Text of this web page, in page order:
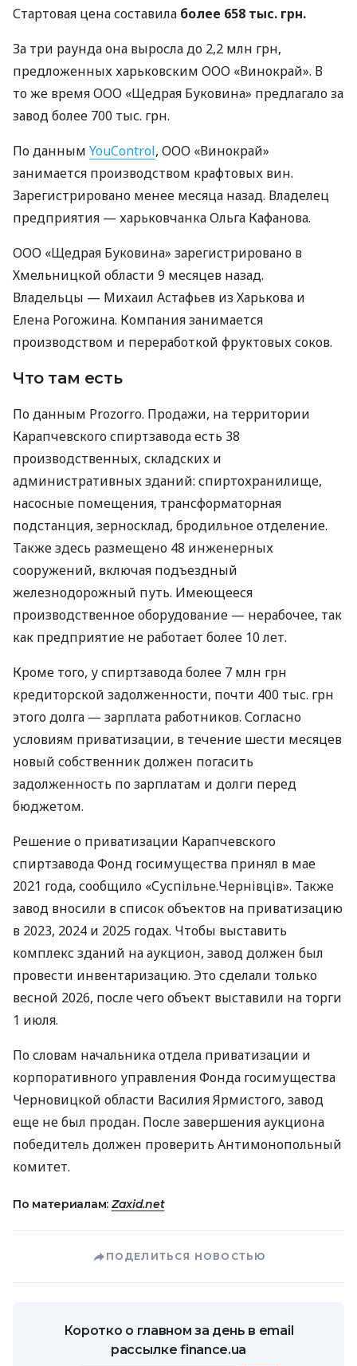
Стартовая цена составила более 658 тыс. грн.
За три раунда она выросла до 2,2 млн грн,
предложенных харьковским ООО «Винокрай». В
то же время ООО «Щедрая Буковина» предлагало за
завод более 700 тыс. грн.
По данным YouControl, ООО «Винокрай»
занимается производством крафтовых вин.
Зарегистрировано менее месяца назад. Владелец
предприятия — харьковчанка Ольга Кафанова.
ООО «Щедрая Буковина» зарегистрировано в
Хмельницкой области 9 месяцев назад.
Владельцы — Михаил Астафьев из Харькова и
Елена Рогожина. Компания занимается
производством и переработкой фруктовых соков.
Что там есть
По данным Prozorro. Продажи, на территории
Карапчевского спиртзавода есть 38
производственных, складских и
административных зданий: спиртохранилище,
насосные помещения, трансформаторная
подстанция, зерносклад, бродильное отделение.
Также здесь размещено 48 инженерных
сооружений, включая подъездный
железнодорожный путь. Имеющееся
производственное оборудование — нерабочее, так
как предприятие не работает более 10 лет.
Кроме того, у спиртзавода более 7 млн ​​грн
кредиторской задолженности, почти 400 тыс. грн
этого долга — зарплата работников. Согласно
условиям приватизации, в течение шести месяцев
новый собственник должен погасить
задолженность по зарплатам и долги перед
бюджетом.
Решение о приватизации Карапчевского
спиртзавода Фонд госимущества принял в мае
2021 года, сообщило «Суспільне.Чернівців». Также
завод вносили в список объектов на приватизацию
в 2023, 2024 и 2025 годах. Чтобы выставить
комплекс зданий на аукцион, завод должен был
провести инвентаризацию. Это сделали только
весной 2026, после чего объект выставили на торги
1 июля.
По словам начальника отдела приватизации и
корпоративного управления Фонда госимущества
Черновицкой области Василия Ярмистого, завод
еще не был продан. После завершения аукциона
победитель должен проверить Антимонопольный
комитет.
По материалам: Zaxid.net
ПОДЕЛИТЬСЯ НОВОСТЬЮ
Коротко о главном за день в email
рассылке finance.ua